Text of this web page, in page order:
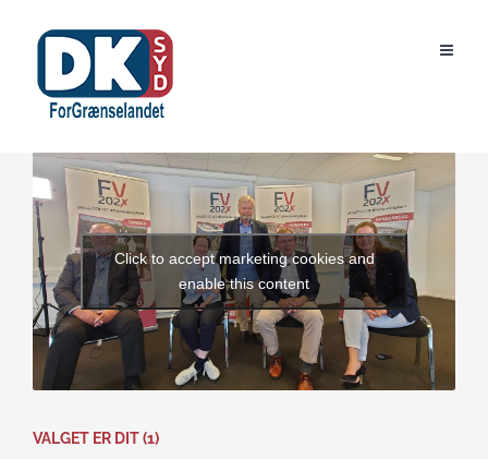
Click to accept marketing cookies and
enable this content
VALGET ER DIT (1)